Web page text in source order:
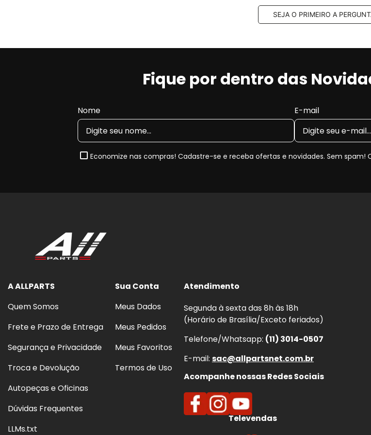
SEJA O PRIMEIRO A
Fique por dentro das
Nome
E-mail
Economize nas compras! Cadastre-se e receba ofertas e novidades. Sem spam!
A ALLPARTS
Quem Somos
Frete e Prazo de Entrega
Segurança e Privacidade
Troca e Devolução
Autopeças e Oficinas
Dúvidas Frequentes
LLMs.txt
Sua Conta
Meus Dados
Meus Pedidos
Meus Favoritos
Termos de Uso
Atendimento
Segunda à sexta das 8h às 18h
(Horário de Brasília/Exceto feriados)
Telefone/Whatsapp: (11) 3014-0507
E-mail: sac@allpartsnet.com.br
Acompanhe nossas Redes Sociais
Televendas